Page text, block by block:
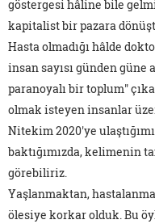
göstergesi hâline bile
kapitalist bir pazara
Hasta olmadığı hâlde
insan sayısı günden güne
paranoyalı bir toplum"
olmak isteyen insanlar
Nitekim 2020'ye
baktığımızda, kelimenin
görebiliriz.
Yaşlanmaktan,
ölesiye korkar olduk. Bu